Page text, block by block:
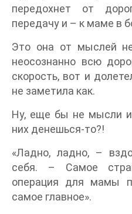
передохнет от
передачу и – к маме в
Это она от мыслей
неосознанно всю
скорость, вот и
не заметила как.
Ну, еще бы не мысли
них денешься-то?!
«Ладно, ладно, –
себя. – Самое
операция для мамы
самое главное».